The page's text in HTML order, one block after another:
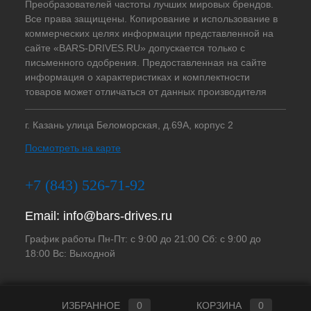
Преобразователей частоты лучших мировых брендов.
Все права защищены. Копирование и использование в
коммерческих целях информации представленной на
сайте «BARS-DRIVES.RU» допускается только с
письменного одобрения. Предоставленная на сайте
информация о характеристиках и комплектности
товаров может отличаться от данных производителя
г. Казань улица Беломорская, д.69А, корпус 2
Посмотреть на карте
+7 (843) 526-71-92
Email: info@bars-drives.ru
График работы Пн-Пт: с 9:00 до 21:00 Сб: с 9:00 до
18:00 Вс: Выходной
ИЗБРАННОЕ 0 КОРЗИНА 0